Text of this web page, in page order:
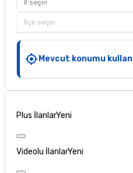
İl seçin
İlçe seçin
Mevcut konumu kullan
Plus İlanlarYeni
Videolu İlanlarYeni